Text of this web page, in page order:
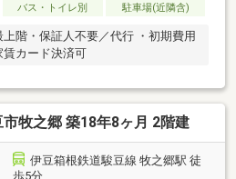
バス・トイレ別 駐車場(近隣含)
階・保証人不要／代行 ・初期費用
賃カード決済可
牧之郷 築18年8ヶ月 2階建
伊豆箱根鉄道駿豆線 牧之郷駅 徒
歩5分